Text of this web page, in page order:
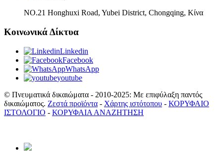
NO.21 Honghuxi Road, Yubei District, Chongqing, Κίνα
Κοινωνικά Δίκτυα
Linkedin
Facebook
WhatsApp
youtube
© Πνευματικά δικαιώματα - 2010-2025: Με επιφύλαξη παντός
δικαιώματος. Ζεστά προϊόντα - Χάρτης ιστότοπου - ΚΟΡΥΦΑΙΟ
ΙΣΤΟΛΟΓΙΟ - ΚΟΡΥΦΑΙΑ ΑΝΑΖΗΤΗΣΗ